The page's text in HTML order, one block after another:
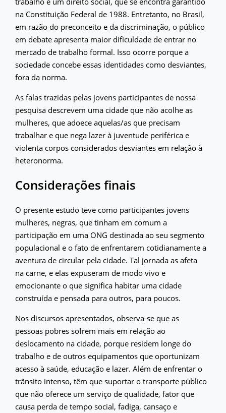
na Constituição Federal de 1988. Entretanto, no Brasil,
em razão do preconceito e da discriminação, o público
em debate apresenta maior dificuldade de entrar no
mercado de trabalho formal. Isso ocorre porque a
sociedade concebe essas identidades como desviantes,
fora da norma.
As falas trazidas pelas jovens participantes de nossa
pesquisa descrevem uma cidade que não acolhe as
mulheres, que adoece aquelas/as que precisam
trabalhar e que nega lazer à juventude periférica e
violenta corpos considerados desviantes em relação à
heteronorma.
Considerações finais
O presente estudo teve como participantes jovens
mulheres, negras, que tinham em comum a
participação em uma ONG destinada ao seu segmento
populacional e o fato de enfrentarem cotidianamente a
aventura de circular pela cidade. Tal jornada as afeta
na carne, e elas expuseram de modo vivo e
emocionante o que significa habitar uma cidade
construída e pensada para outros, para poucos.
Nos discursos apresentados, observa-se que as
pessoas pobres sofrem mais em relação ao
deslocamento na cidade, porque residem longe do
trabalho e de outros equipamentos que oportunizam
acesso à saúde, educação e lazer. Além de enfrentar o
trânsito intenso, têm que suportar o transporte público
que não oferece um serviço de qualidade, fator que
causa perda de tempo social, fadiga, cansaço e